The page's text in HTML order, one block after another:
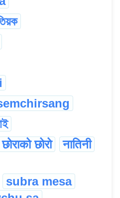
छोर‌ाको छोरो
नातिनी
subra mesa